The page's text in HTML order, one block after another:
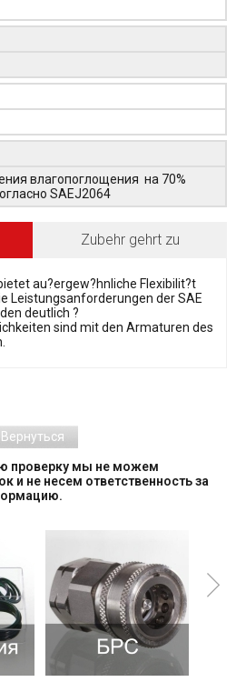
влагопоглощения на 70%
SAEJ2064
Zubehr gehrt zu
au?ergew?hnliche Flexibilit?t
Leistungsanforderungen der SAE
deutlich ?
sind mit den Armaturen des
Вернуться
проверку мы не можем
и не несем ответственность за